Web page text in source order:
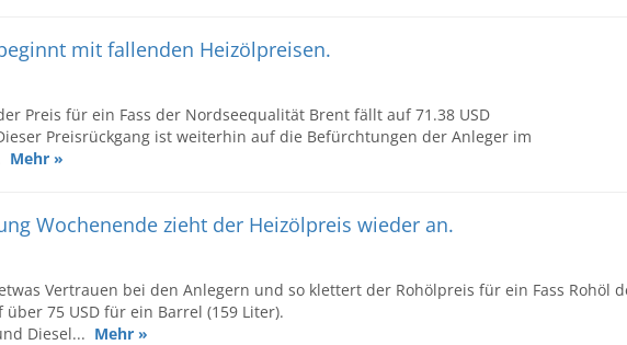
mit fallenden Heizölpreisen.
Preis für ein Fass der Nordseequalität Brent fällt auf 71.38 USD
Preisrückgang ist weiterhin auf die Befürchtungen der Anleger im
Mehr »
Wochenende zieht der Heizölpreis wieder an.
Vertrauen bei den Anlegern und so klettert der Rohölpreis für ein Fass Rohöl
75 USD für ein Barrel (159 Liter).
Diesel... Mehr »